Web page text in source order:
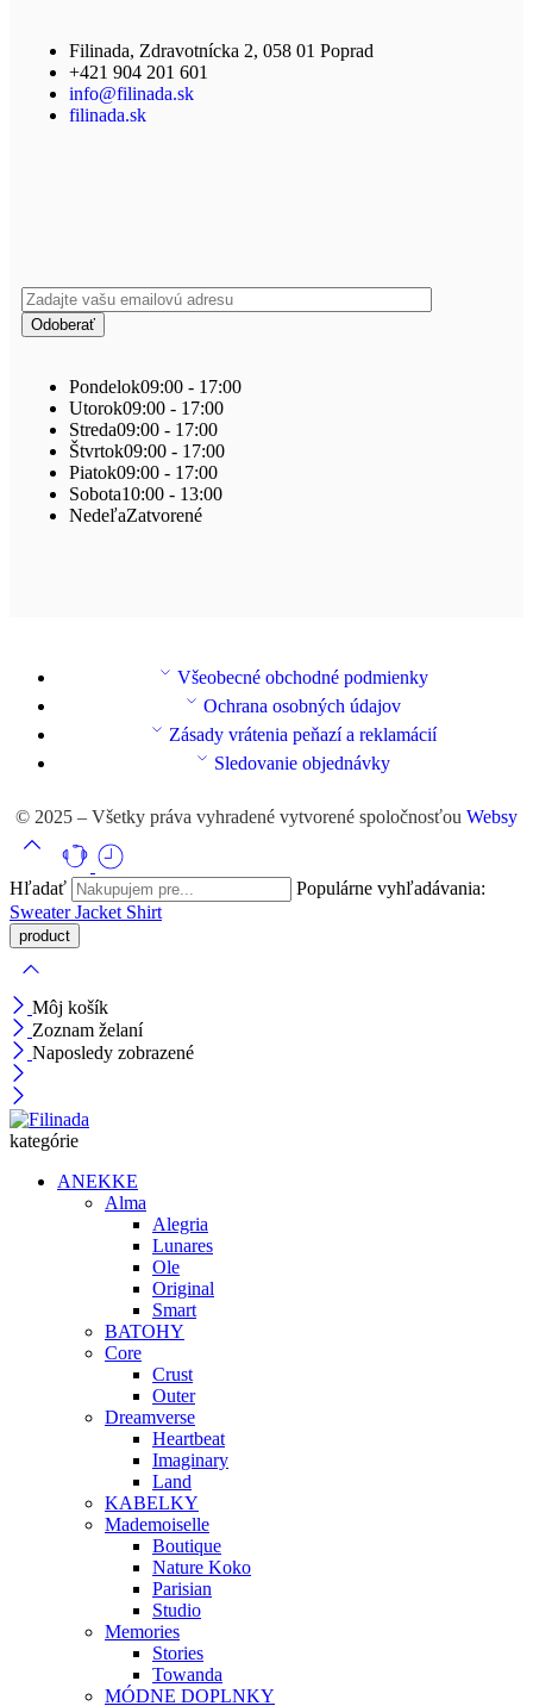
Filinada, Zdravotnícka 2, 058 01 Poprad
+421 904 201 601
info@filinada.sk
filinada.sk
Pondelok09:00 - 17:00
Utorok09:00 - 17:00
Streda09:00 - 17:00
Štvrtok09:00 - 17:00
Piatok09:00 - 17:00
Sobota10:00 - 13:00
NedeľaZatvorené
Všeobecné obchodné podmienky
Ochrana osobných údajov
Zásady vrátenia peňazí a reklamácií
Sledovanie objednávky
© 2025 – Všetky práva vyhradené vytvorené spoločnosťou Websy
Hľadať
Populárne vyhľadávania:
SweaterJacket Shirt
Môj košík
Zoznam želaní
Naposledy zobrazené
kategórie
ANEKKE
Alma
Alegria
Lunares
Ole
Original
Smart
BATOHY
Core
Crust
Outer
Dreamverse
Heartbeat
Imaginary
Land
KABELKY
Mademoiselle
Boutique
Nature Koko
Parisian
Studio
Memories
Stories
Towanda
MÓDNE DOPLNKY